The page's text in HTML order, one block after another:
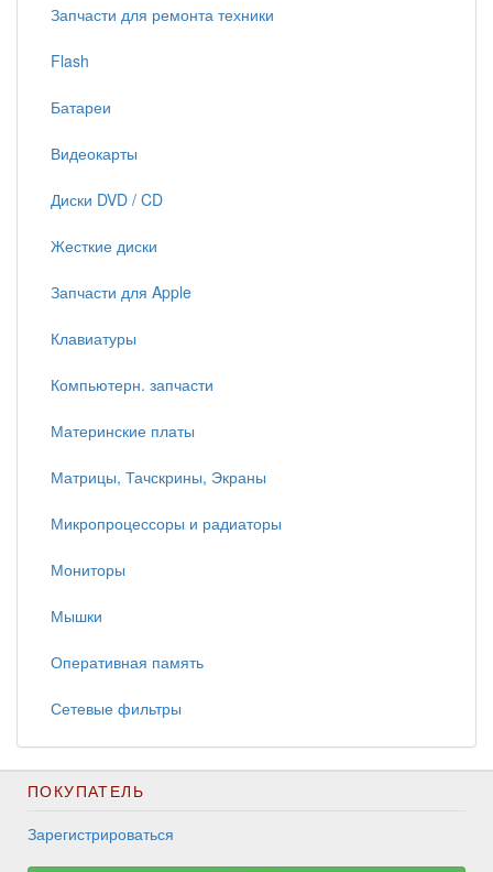
Запчасти для ремонта техники
Flash
Батареи
Видеокарты
Диски DVD / CD
Жесткие диски
Запчасти для Apple
Клавиатуры
Компьютерн. запчасти
Материнские платы
Матрицы, Тачскрины, Экраны
Микропроцессоры и радиаторы
Мониторы
Мышки
Оперативная память
Сетевые фильтры
ПОКУПАТЕЛЬ
Зарегистрироваться